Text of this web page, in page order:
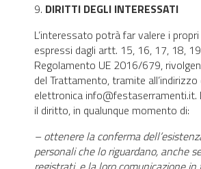
9. DIRITTI DEGLI INTERESSATI
L’interessato potrà far valere i
espressi dagli artt. 15, 16, 17, 18,
Regolamento UE 2016/679,
del Trattamento, tramite
elettronica info@festaserramenti.it.
il diritto, in qualunque momento di:
– ottenere la conferma
personali che lo riguardano, anche